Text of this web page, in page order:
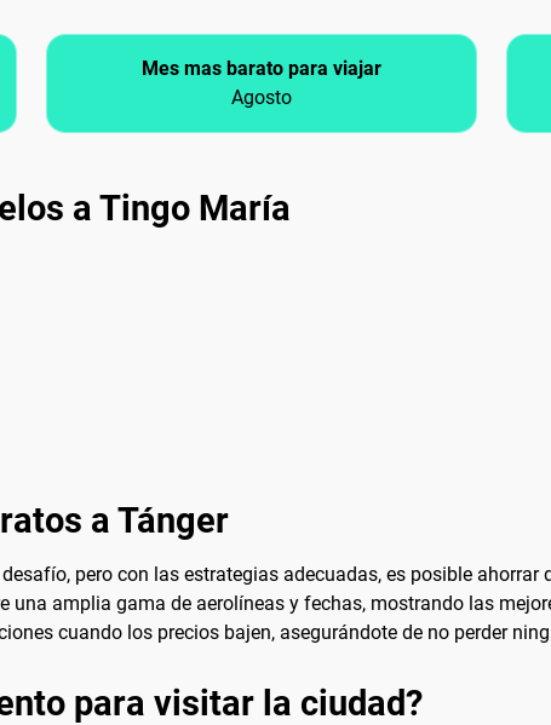
Mes mas barato para viajar
Agosto
a Tingo María
a Tánger
pero con las estrategias adecuadas, es posible
una amplia gama de aerolíneas y fechas, mostrando las
cuando los precios bajen, asegurándote de no perder
para visitar la ciudad?